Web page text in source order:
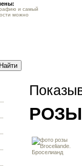
и самый
можно
РОЗЫ